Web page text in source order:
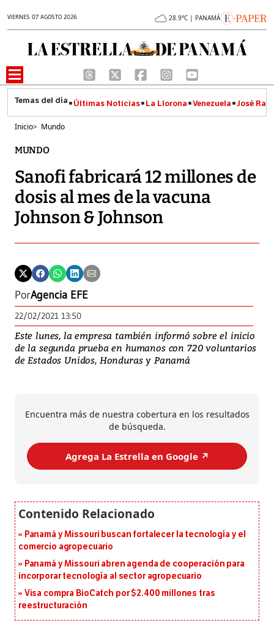
VIERNES 07 AGOSTO 2026 28.9°C | PANAMÁ
Últimas Noticias La Llorona Venezuela José
Inicio> Mundo
MUNDO
Sanofi fabricará 12 millones de
dosis al mes de la vacuna
Johnson & Johnson
PorAgencia EFE
22/02/2021 13:50
Este lunes, la empresa también informó sobre el inicio
de la segunda prueba en humanos con 720 voluntarios
de Estados Unidos, Honduras y Panamá
Encuentra más de nuestra cobertura en los resultados
de búsqueda.
Agrega La Estrella en Google ↗️
Panamá y Missouri buscan fortalecer la tecnología y el
comercio agropecuario
Panamá y Missouri abren agenda de cooperación para
incorporar tecnología al sector agropecuario
Visa compra BioCatch por $2.400 millones tras
reestructuración